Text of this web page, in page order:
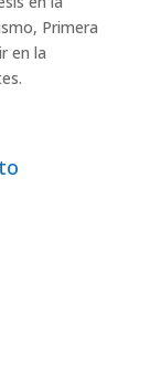
Primera
en la